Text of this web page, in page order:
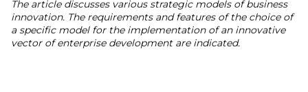
The article discusses various strategic models of business
innovation. The requirements and features of the choice of
a specific model for the implementation of an innovative
vector of enterprise development are indicated.